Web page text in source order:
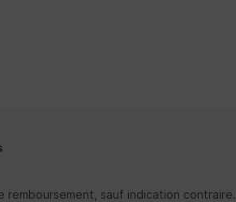
sauf indication contraire.